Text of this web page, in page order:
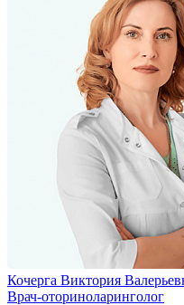
Кочерга Виктория
Врач-оториноларинголог